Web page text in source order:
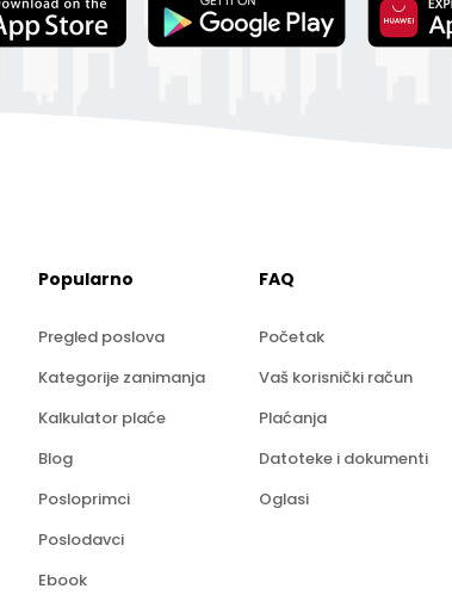
Popularno
Pregled poslova
Kategorije zanimanja
Kalkulator plaće
Blog
Posloprimci
Poslodavci
Ebook
FAQ
Početak
Vaš korisnički račun
Plaćanja
Datoteke i dokumenti
Oglasi